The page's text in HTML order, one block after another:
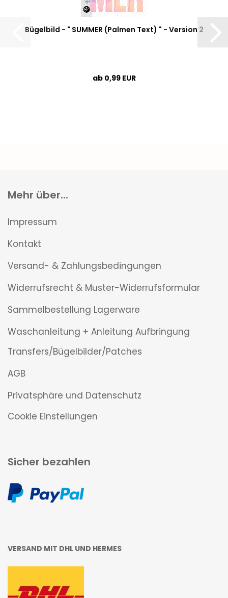
Bügelbild - " SUMMER (Palmen Text) " - Version 2
ab 0,99 EUR
Mehr über...
Impressum
Kontakt
Versand- & Zahlungsbedingungen
Widerrufsrecht & Muster-Widerrufsformular
Sammelbestellung Lagerware
Waschanleitung + Anleitung Aufbringung
Transfers/Bügelbilder/Patches
AGB
Privatsphäre und Datenschutz
Cookie Einstellungen
Sicher bezahlen
VERSAND MIT DHL UND HERMES